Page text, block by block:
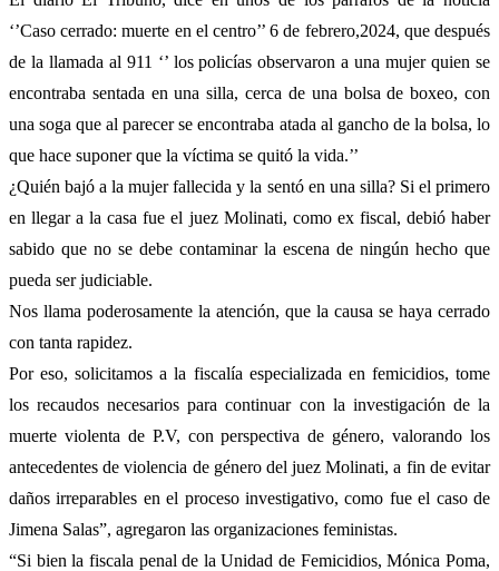
‘’Caso cerrado: muerte en el centro’’ 6 de febrero,2024, que después
de la llamada al 911 ‘’ los policías observaron a una mujer quien se
encontraba sentada en una silla, cerca de una bolsa de boxeo, con
una soga que al parecer se encontraba atada al gancho de la bolsa, lo
que hace suponer que la víctima se quitó la vida.’’
¿Quién bajó a la mujer fallecida y la sentó en una silla? Si el primero
en llegar a la casa fue el juez Molinati, como ex fiscal, debió haber
sabido que no se debe contaminar la escena de ningún hecho que
pueda ser judiciable.
Nos llama poderosamente la atención, que la causa se haya cerrado
con tanta rapidez.
Por eso, solicitamos a la fiscalía especializada en femicidios, tome
los recaudos necesarios para continuar con la investigación de la
muerte violenta de P.V, con perspectiva de género, valorando los
antecedentes de violencia de género del juez Molinati, a fin de evitar
daños irreparables en el proceso investigativo, como fue el caso de
Jimena Salas”, agregaron las organizaciones feministas.
“Si bien la fiscala penal de la Unidad de Femicidios, Mónica Poma,